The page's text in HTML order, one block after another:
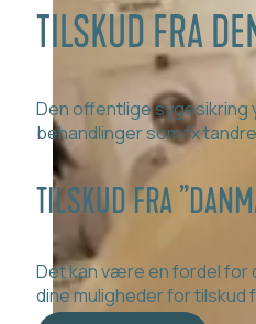
TILSKUD FRA
Den offentlige sygesikring
behandlinger som fx
TILSKUD FRA
Det kan være en fordel for
dine muligheder for tilskud